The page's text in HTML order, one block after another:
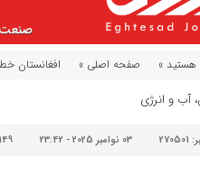
صنعت
هستید » صفحه اصلی » افغانستان
آب و انرژی
270501 03 نوامبر 2025 - 23:42 149 بازدید